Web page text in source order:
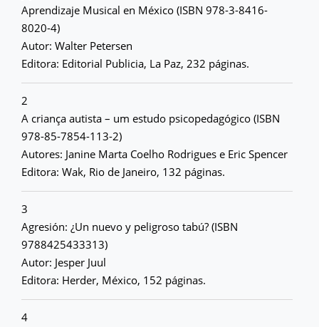
Aprendizaje Musical en México (ISBN 978-3-8416-
8020-4)
Autor: Walter Petersen
Editora: Editorial Publicia, La Paz, 232 páginas.
2
A criança autista – um estudo psicopedagógico (ISBN
978-85-7854-113-2)
Autores: Janine Marta Coelho Rodrigues e Eric Spencer
Editora: Wak, Rio de Janeiro, 132 páginas.
3
Agresión: ¿Un nuevo y peligroso tabú? (ISBN
9788425433313)
Autor: Jesper Juul
Editora: Herder, México, 152 páginas.
4